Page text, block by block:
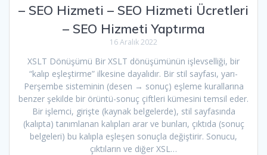
– SEO Hizmeti – SEO Hizmeti Ücretleri
– SEO Hizmeti Yaptırma
16 Aralık 2022
XSLT Dönüşümü Bir XSLT dönüşümünün işlevselliği, bir
“kalıp eşleştirme” ilkesine dayalıdır. Bir stil sayfası, yarı-
Perşembe sisteminin (desen → sonuç) eşleme kurallarına
benzer şekilde bir örüntü-sonuç çiftleri kümesini temsil eder.
Bir işlemci, girişte (kaynak belgelerde), stil sayfasında
(kalıpta) tanımlanan kalıpları arar ve bunları, çıktıda (sonuç
belgeleri) bu kalıpla eşleşen sonuçla değiştirir. Sonucu,
çıktıların ve diğer XSL…